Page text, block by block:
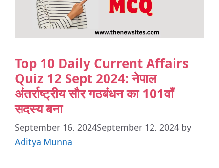
Top 10 Daily Current Affairs
Quiz 12 Sept 2024: नेपाल
अंतर्राष्ट्रीय सौर गठबंधन का 101वाँ
सदस्य बना
September 16, 2024September 12, 2024 by
Aditya Munna